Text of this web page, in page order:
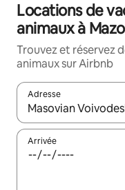
Locations de
animaux à
Trouvez et réservez
animaux sur Airbnb
Adresse
Lorsque les résultats
Arrivée